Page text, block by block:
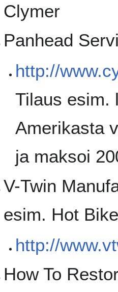
Clymer
Panhead
http://
Tilaus esim.
Amerikasta
ja maksoi
V-Twin
esim. Hot
http://
How To